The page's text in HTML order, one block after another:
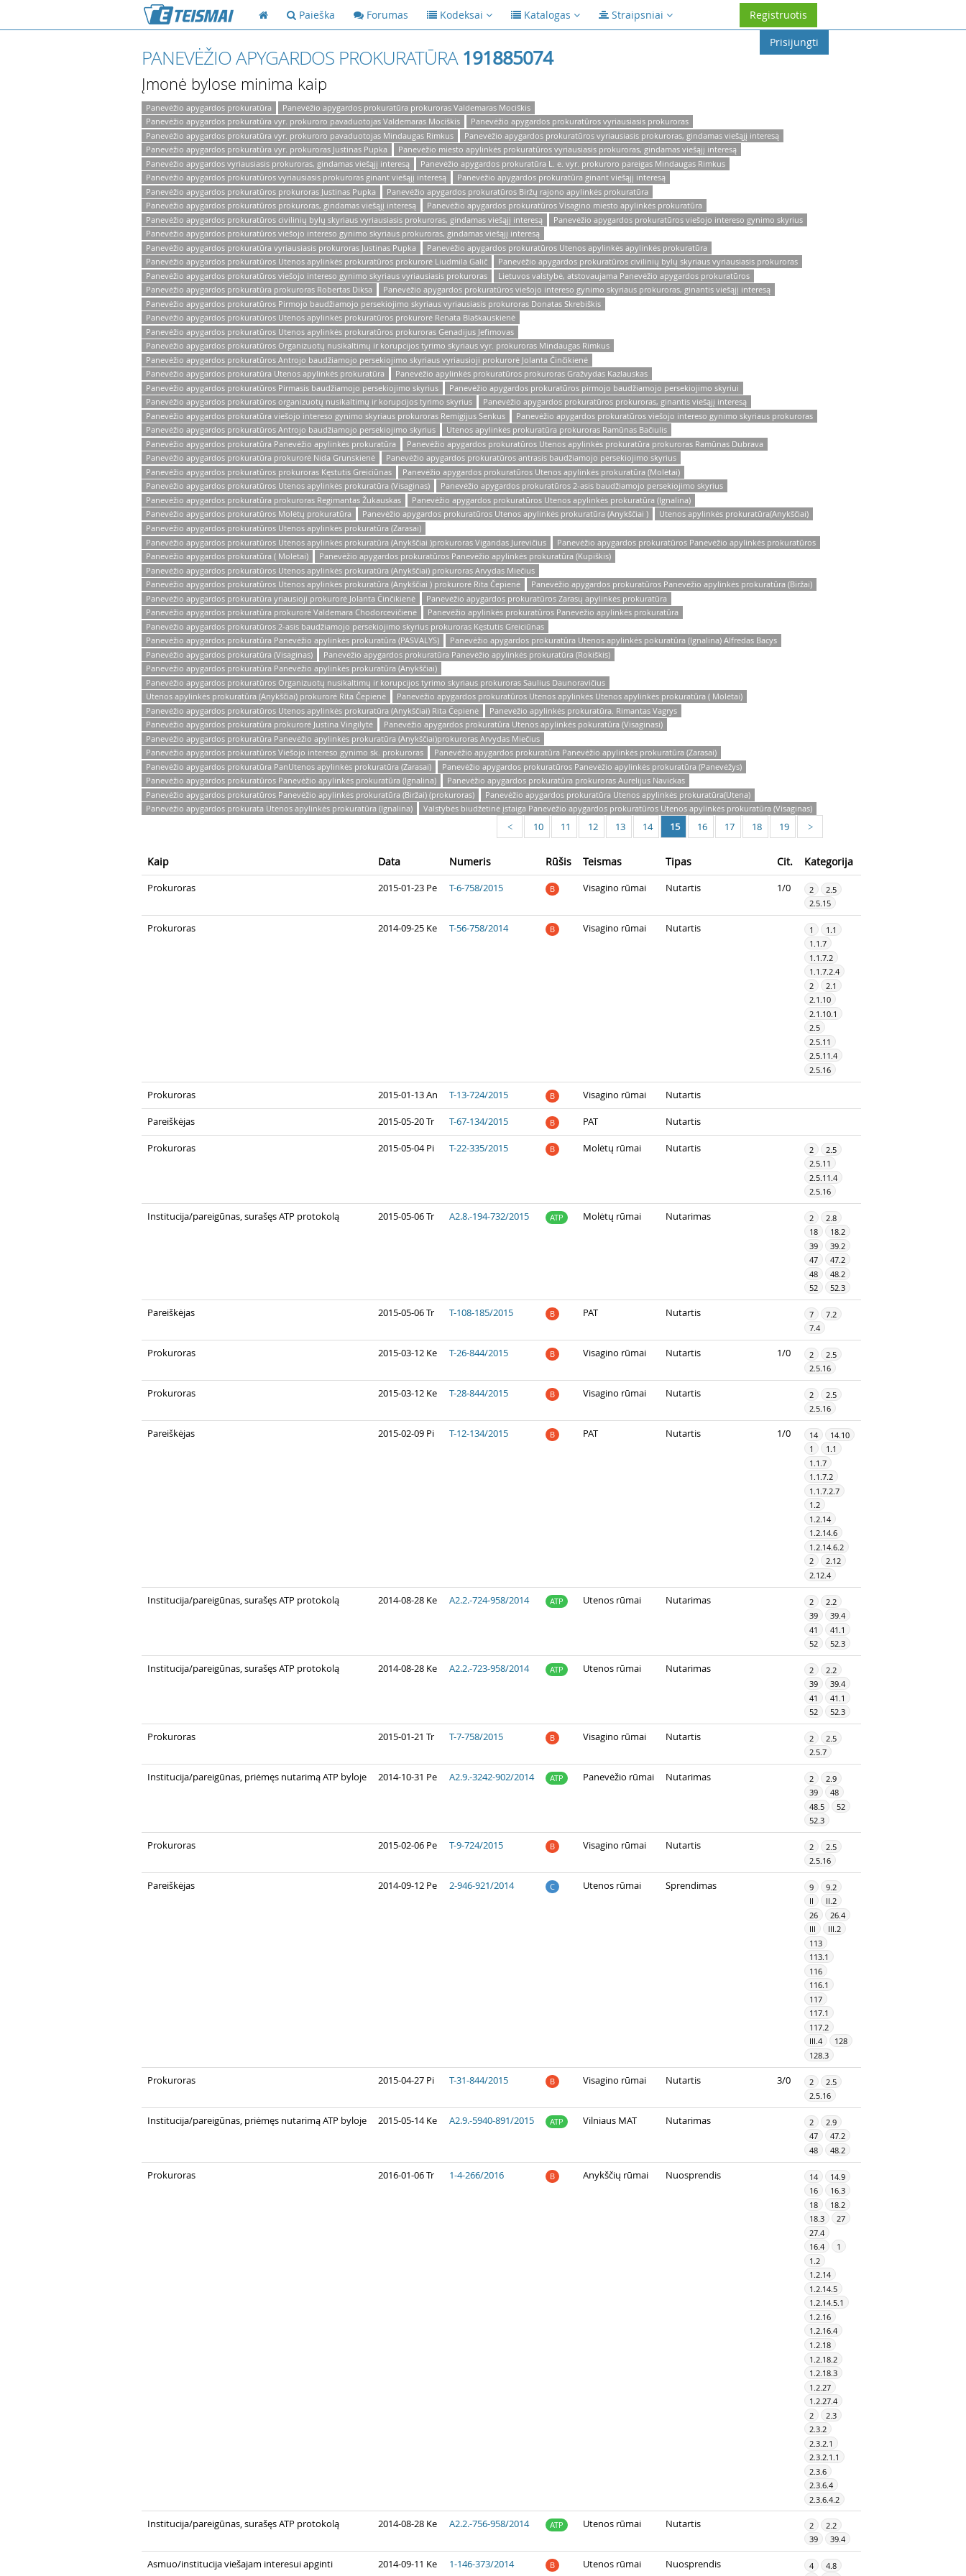
Paieška Forumas Kodeksai Katalogas Straipsniai
Registruotis
Prisijungti
PANEVĖŽIO APYGARDOS PROKURATŪRA 191885074
Įmonė bylose minima kaip
Panevėžio apygardos prokuratūra
Panevėžio apygardos prokuratūra prokuroras Valdemaras Mociškis
Panevėžio apygardos prokuratūra vyr. prokuroro pavaduotojas Valdemaras Mociškis
Panevėžio apygardos prokuratūros vyriausiasis prokuroras
Panevėžio apygardos prokuratūra vyr. prokuroro pavaduotojas Mindaugas Rimkus
Panevėžio apygardos prokuratūros vyriausiasis prokuroras, gindamas viešąjį interesą
Panevėžio apygardos prokuratūra vyr. prokuroras Justinas Pupka
Panevėžio miesto apylinkės prokuratūros vyriausiasis prokuroras, gindamas viešąjį interesą
Panevėžio apygardos vyriausiasis prokuroras, gindamas viešąjį interesą
Panevėžio apygardos prokuratūra L. e. vyr. prokuroro pareigas Mindaugas Rimkus
Panevėžio apygardos prokuratūros vyriausiasis prokuroras ginant viešąjį interesą
Panevėžio apygardos prokuratūra ginant viešąjį interesą
Panevėžio apygardos prokuratūros prokuroras Justinas Pupka
Panevėžio apygardos prokuratūros Biržų rajono apylinkės prokuratūra
Panevėžio apygardos prokuratūros prokuroras, gindamas viešąjį interesą
Panevėžio apygardos prokuratūros Visagino miesto apylinkės prokuratūra
Panevėžio apygardos prokuratūros civilinių bylų skyriaus vyriausiasis prokuroras, gindamas viešąjį interesą
Panevėžio apygardos prokuratūros viešojo intereso gynimo skyrius
Panevėžio apygardos prokuratūros viešojo intereso gynimo skyriaus prokuroras, gindamas viešąjį interesą
Panevėžio apygardos prokuratūra vyriausiasis prokuroras Justinas Pupka
Panevėžio apygardos prokuratūros Utenos apylinkės apylinkės prokuratūra
Panevėžio apygardos prokuratūros Utenos apylinkės prokuratūros prokurorė Liudmila Galič
Panevėžio apygardos prokuratūros civilinių bylų skyriaus vyriausiasis prokuroras
Panevėžio apygardos prokuratūros viešojo intereso gynimo skyriaus vyriausiasis prokuroras
Lietuvos valstybė, atstovaujama Panevėžio apygardos prokuratūros
Panevėžio apygardos prokuratūra prokuroras Robertas Diksa
Panevėžio apygardos prokuratūros viešojo intereso gynimo skyriaus prokuroras, ginantis viešąjį interesą
Panevėžio apygardos prokuratūros Pirmojo baudžiamojo persekiojimo skyriaus vyriausiasis prokuroras Donatas Skrebiškis
Panevėžio apygardos prokuratūros Utenos apylinkės prokuratūros prokurorė Renata Blaškauskienė
Panevėžio apygardos prokuratūros Utenos apylinkės prokuratūros prokuroras Genadijus Jefimovas
Panevėžio apygardos prokuratūros Organizuotų nusikaltimų ir korupcijos tyrimo skyriaus vyr. prokuroras Mindaugas Rimkus
Panevėžio apygardos prokuratūros Antrojo baudžiamojo persekiojimo skyriaus vyriausioji prokurorė Jolanta Činčikienė
Panevėžio apygardos prokuratūra Utenos apylinkės prokuratūra
Panevėžio apylinkės prokuratūros prokuroras Gražvydas Kazlauskas
Panevėžio apygardos prokuratūros Pirmasis baudžiamojo persekiojimo skyrius
Panevėžio apygardos prokuratūros pirmojo baudžiamojo persekiojimo skyriui
Panevėžio apygardos prokuratūros organizuotų nusikaltimų ir korupcijos tyrimo skyrius
Panevėžio apygardos prokuratūros prokuroras, ginantis viešąjį interesą
Panevėžio apygardos prokuratūra viešojo intereso gynimo skyriaus prokuroras Remigijus Senkus
Panevėžio apygardos prokuratūros viešojo intereso gynimo skyriaus prokuroras
Panevėžio apygardos prokuratūros Antrojo baudžiamojo persekiojimo skyrius
Utenos apylinkės prokuratūra prokuroras Ramūnas Bačiulis
Panevėžio apygardos prokuratūra Panevėžio apylinkės prokuratūra
Panevėžio apygardos prokuratūros Utenos apylinkės prokuratūra prokuroras Ramūnas Dubrava
Panevėžio apygardos prokuratūra prokurorė Nida Grunskienė
Panevėžio apygardos prokuratūros antrasis baudžiamojo persekiojimo skyrius
Panevėžio apygardos prokuratūros prokuroras Kęstutis Greiciūnas
Panevėžio apygardos prokuratūros Utenos apylinkės prokuratūra (Molėtai)
Panevėžio apygardos prokuratūros Utenos apylinkės prokuratūra (Visaginas)
Panevėžio apygardos prokuratūros 2-asis baudžiamojo persekiojimo skyrius
Panevėžio apygardos prokuratūra prokuroras Regimantas Žukauskas
Panevėžio apygardos prokuratūros Utenos apylinkės prokuratūra (Ignalina)
Panevėžio apygardos prokuratūros Molėtų prokuratūra
Panevėžio apygardos prokuratūros Utenos apylinkės prokuratūra (Anykščiai )
Utenos apylinkės prokuratūra(Anykščiai)
Panevėžio apygardos prokuratūros Utenos apylinkės prokuratūra (Zarasai)
Panevėžio apygardos prokuratūros Utenos apylinkės prokuratūra (Anykščiai )prokuroras Vigandas Jurevičius
Panevėžio apygardos prokuratūros Panevėžio apylinkės prokuratūros
Panevėžio apygardos prokuratūra ( Molėtai)
Panevėžio apygardos prokuratūros Panevėžio apylinkės prokuratūra (Kupiškis)
Panevėžio apygardos prokuratūros Utenos apylinkės prokuratūra (Anykščiai) prokuroras Arvydas Miečius
Panevėžio apygardos prokuratūros Utenos apylinkės prokuratūra (Anykščiai ) prokurorė Rita Čepienė
Panevėžio apygardos prokuratūros Panevėžio apylinkės prokuratūra (Biržai)
Panevėžio apygardos prokuratūra yriausioji prokurorė Jolanta Činčikienė
Panevėžio apygardos prokuratūros Zarasų apylinkės prokuratūra
Panevėžio apygardos prokuratūra prokurorė Valdemara Chodorcevičienė
Panevėžio apylinkės prokuratūros Panevėžio apylinkės prokuratūra
Panevėžio apygardos prokuratūros 2-asis baudžiamojo persekiojimo skyrius prokuroras Kęstutis Greiciūnas
Panevėžio apygardos prokuratūra Panevėžio apylinkės prokuratūra (PASVALYS)
Panevėžio apygardos prokuratūra Utenos apylinkės pokuratūra (Ignalina) Alfredas Bacys
Panevėžio apygardos prokuratūra (Visaginas)
Panevėžio apygardos prokuratūra Panevėžio apylinkės prokuratūra (Rokiškis)
Panevėžio apygardos prokuratūra Panevėžio apylinkės prokuratūra (Anykščiai)
Panevėžio apygardos prokuratūros Organizuotų nusikaltimų ir korupcijos tyrimo skyriaus prokuroras Saulius Daunoravičius
Utenos apylinkės prokuratūra (Anykščiai) prokurorė Rita Čepienė
Panevėžio apygardos prokuratūros Utenos apylinkės Utenos apylinkės prokuratūra ( Molėtai)
Panevėžio apygardos prokuratūros Utenos apylinkės prokuratūra (Anykščiai) Rita Čepienė
Panevėžio apylinkės prokuratūra. Rimantas Vagrys
Panevėžio apygardos prokuratūra prokurorė Justina Vingilytė
Panevėžio apygardos prokuratūra Utenos apylinkės pokuratūra (Visaginasi)
Panevėžio apygardos prokuratūra Panevėžio apylinkės prokuratūra (Anykščiai)prokuroras Arvydas Miečius
Panevėžio apygardos prokuratūros Viešojo intereso gynimo sk. prokuroras
Panevėžio apygardos prokuratūra Panevėžio apylinkės prokuratūra (Zarasai)
Panevėžio apygardos prokuratūra PanUtenos apylinkės prokuratūra (Zarasai)
Panevėžio apygardos prokuratūros Panevėžio apylinkės prokuratūra (Panevėžys)
Panevėžio apygardos prokuratūros Panevėžio apylinkės prokuratūra (Ignalina)
Panevėžio apygardos prokuratūra prokuroras Aurelijus Navickas
Panevėžio apygardos prokuratūros Panevėžio apylinkės prokuratūra (Biržai) (prokuroras)
Panevėžio apygardos prokuratūra Utenos apylinkės prokuratūra(Utena)
Panevėžio apygardos prokurata Utenos apylinkės prokuratūra (Ignalina)
Valstybės biudžetinė įstaiga Panevėžio apygardos prokuratūros Utenos apylinkės prokuratūra (Visaginas)
< 10 11 12 13 14 15 16 17 18 19 >
Kaip Data Numeris Rūšis Teismas Tipas Cit. Kategorija
Prokuroras 2015-01-23 Pe T-6-758/2015 B Visagino rūmai Nutartis 1/0 2
2.5
2.5.15
Prokuroras 2014-09-25 Ke T-56-758/2014 B Visagino rūmai Nutartis 1
1.1
1.1.7
1.1.7.2
1.1.7.2.4
2
2.1
2.1.10
2.1.10.1
2.5
2.5.11
2.5.11.4
2.5.16
Prokuroras 2015-01-13 An T-13-724/2015 B Visagino rūmai Nutartis
Pareiškėjas 2015-05-20 Tr T-67-134/2015 B PAT Nutartis
Prokuroras 2015-05-04 Pi T-22-335/2015 B Molėtų rūmai Nutartis 2
2.5
2.5.11
2.5.11.4
2.5.16
Institucija/pareigūnas, surašęs ATP protokolą 2015-05-06 Tr A2.8.-194-732/2015 ATP Molėtų rūmai Nutarimas 2
2.8
18
18.2
39
39.2
47
47.2
48
48.2
52
52.3
Pareiškėjas 2015-05-06 Tr T-108-185/2015 B PAT Nutartis 7
7.2
7.4
Prokuroras 2015-03-12 Ke T-26-844/2015 B Visagino rūmai Nutartis 1/0 2
2.5
2.5.16
Prokuroras 2015-03-12 Ke T-28-844/2015 B Visagino rūmai Nutartis 2
2.5
2.5.16
Pareiškėjas 2015-02-09 Pi T-12-134/2015 B PAT Nutartis 1/0 14
14.10
1
1.1
1.1.7
1.1.7.2
1.1.7.2.7
1.2
1.2.14
1.2.14.6
1.2.14.6.2
2
2.12
2.12.4
Institucija/pareigūnas, surašęs ATP protokolą 2014-08-28 Ke A2.2.-724-958/2014 ATP Utenos rūmai Nutarimas 2
2.2
39
39.4
41
41.1
52
52.3
Institucija/pareigūnas, surašęs ATP protokolą 2014-08-28 Ke A2.2.-723-958/2014 ATP Utenos rūmai Nutarimas 2
2.2
39
39.4
41
41.1
52
52.3
Prokuroras 2015-01-21 Tr T-7-758/2015 B Visagino rūmai Nutartis 2
2.5
2.5.7
Institucija/pareigūnas, priėmęs nutarimą ATP byloje 2014-10-31 Pe A2.9.-3242-902/2014 ATP Panevėžio rūmai Nutarimas 2
2.9
39
48
48.5
52
52.3
Prokuroras 2015-02-06 Pe T-9-724/2015 B Visagino rūmai Nutartis 2
2.5
2.5.16
Pareiškėjas 2014-09-12 Pe 2-946-921/2014 C Utenos rūmai Sprendimas 9
9.2
II
II.2
26
26.4
III
III.2
113
113.1
116
116.1
117
117.1
117.2
III.4
128
128.3
Prokuroras 2015-04-27 Pi T-31-844/2015 B Visagino rūmai Nutartis 3/0 2
2.5
2.5.16
Institucija/pareigūnas, priėmęs nutarimą ATP byloje 2015-05-14 Ke A2.9.-5940-891/2015 ATP Vilniaus MAT Nutarimas 2
2.9
47
47.2
48
48.2
Prokuroras 2016-01-06 Tr 1-4-266/2016 B Anykščių rūmai Nuosprendis 14
14.9
16
16.3
18
18.2
18.3
27
27.4
16.4
1
1.2
1.2.14
1.2.14.5
1.2.14.5.1
1.2.16
1.2.16.4
1.2.18
1.2.18.2
1.2.18.3
1.2.27
1.2.27.4
2
2.3
2.3.2
2.3.2.1
2.3.2.1.1
2.3.6
2.3.6.4
2.3.6.4.2
Institucija/pareigūnas, surašęs ATP protokolą 2014-08-28 Ke A2.2.-756-958/2014 ATP Utenos rūmai Nutartis 2
2.2
39
39.4
Asmuo/institucija viešajam interesui apginti 2014-09-11 Ke 1-146-373/2014 B Utenos rūmai Nuosprendis 4
4.8